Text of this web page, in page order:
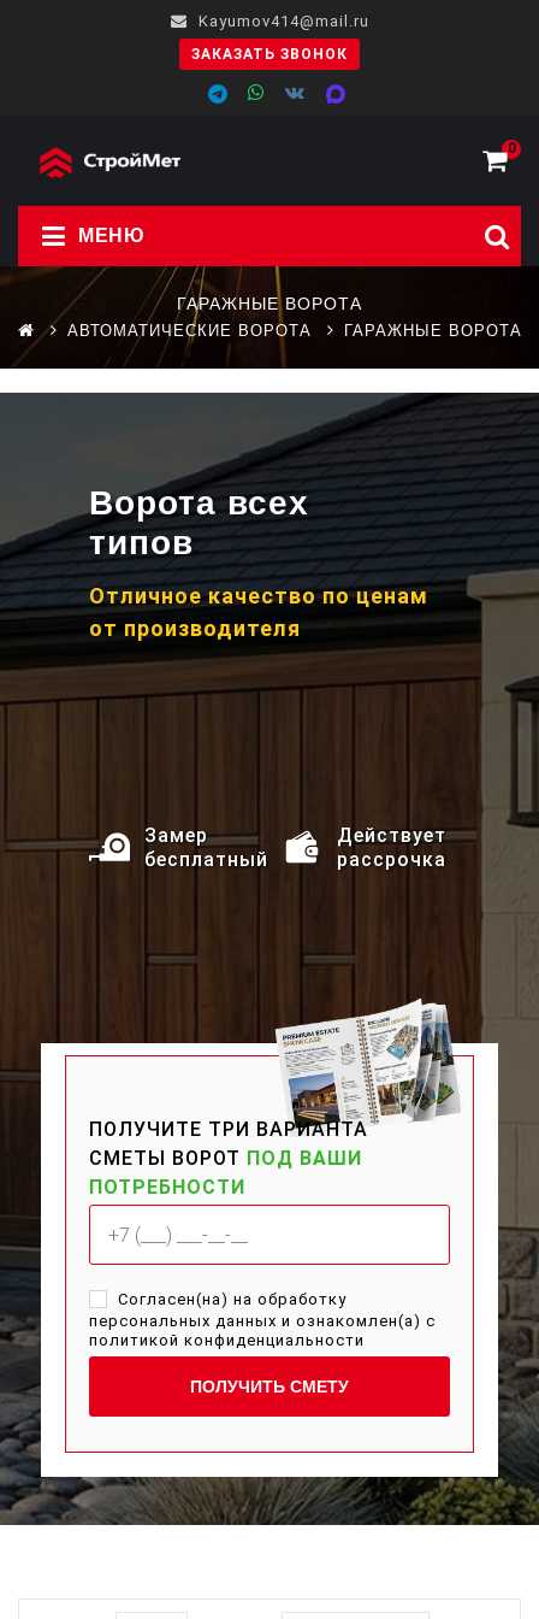
Kayumov414@mail.ru
ЗАКАЗАТЬ ЗВОНОК
0
МЕНЮ
ГАРАЖНЫЕ ВОРОТА
АВТОМАТИЧЕСКИЕ ВОРОТА ГАРАЖНЫЕ ВОРОТА
ПОЛУЧИТЕ ТРИ ВАРИАНТА
СМЕТЫ ВОРОТ ПОД ВАШИ
ПОТРЕБНОСТИ
Согласен(на) на обработку
персональных данных и ознакомлен(а) с
политикой конфиденциальности
ПОЛУЧИТЬ СМЕТУ
Замер
бесплатный
Действует
рассрочка
Ворота всех
типов
Отличное качество по ценам
от производителя